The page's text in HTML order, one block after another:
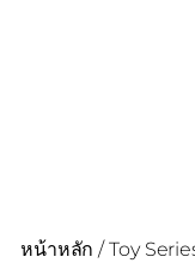
หน้าหลัก /Toy